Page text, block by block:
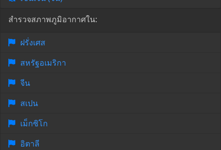
สำรวจสภาพภูมิอากาศใน:
ฝรั่งเศส
สหรัฐอเมริกา
จีน
สเปน
เม็กซิโก
อิตาลี